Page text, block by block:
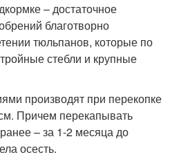
– достаточное
благотворно
тюльпанов, которые по
стебли и крупные
производят при перекопке
Причем перекапывать
– за 1-2 месяца до
осесть.